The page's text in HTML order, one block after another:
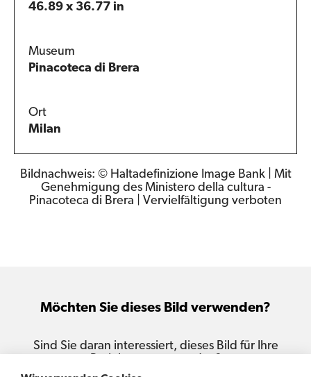
46.89 x 36.77 in
Museum
Pinacoteca di Brera
Ort
Milan
Bildnachweis: © Haltadefinizione Image Bank | Mit
Genehmigung des Ministero della cultura -
Pinacoteca di Brera | Vervielfältigung verboten
Möchten Sie dieses Bild verwenden?
Sind Sie daran interessiert, dieses Bild für Ihre